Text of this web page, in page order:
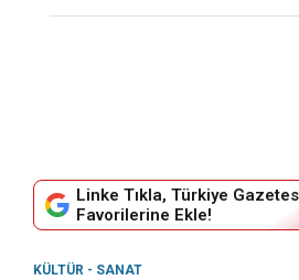
Linke Tıkla, Türkiye
Favorilerine Ekle!
KÜLTÜR - SANAT